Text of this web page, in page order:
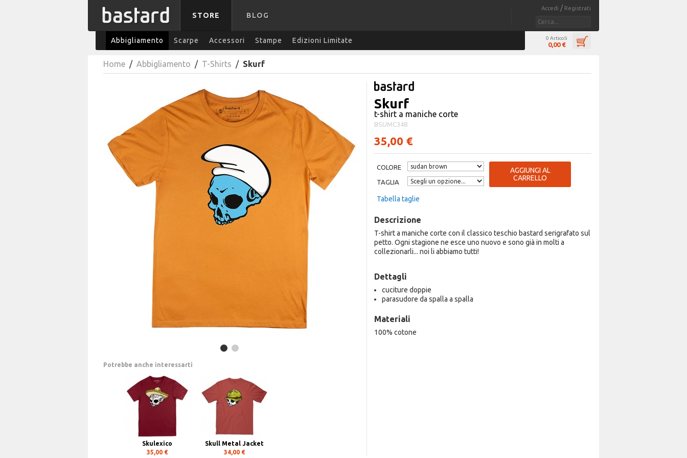
Accedi / Registrati
STORE BLOG
Abbigliamento Scarpe Accessori Stampe Edizioni Limitate 0 Articoli
0,00 €
Home / Abbigliamento / T-Shirts / Skurf
Skurf
t-shirt a maniche corte
BSUMC348
35,00 €
COLORE
TAGLIA
Tabella taglie
AGGIUNGI AL
CARRELLO
Descrizione
T-shirt a maniche corte con il classico teschio bastard serigrafato sul
petto. Ogni stagione ne esce uno nuovo e sono già in molti a
collezionarli... noi li abbiamo tutti!
Dettagli
cuciture doppie
parasudore da spalla a spalla
Materiali
100% cotone
Potrebbe anche interessarti
Skulexico
35,00 €
Skull Metal Jacket
34,00 €